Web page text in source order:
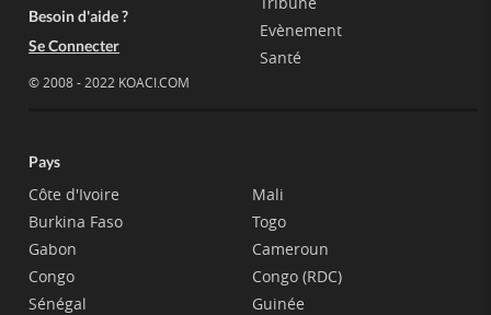
Besoin d'aide ?
Se Connecter
© 2008 - 2022 KOACI.COM
Evènement
Santé
Pays
Côte d'Ivoire
Burkina Faso
Gabon
Congo
Sénégal
Mali
Togo
Cameroun
Congo (RDC)
Guinée